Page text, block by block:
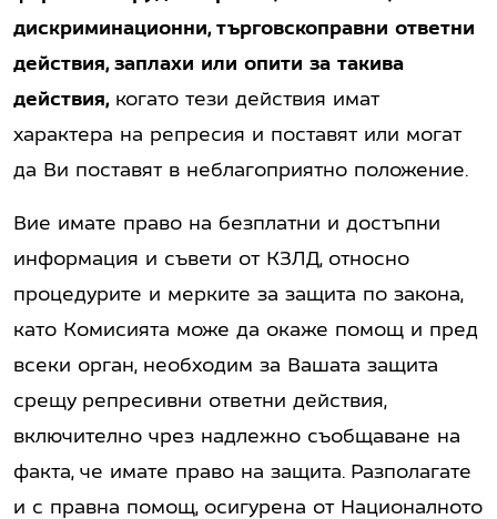
дискриминационни, търговскоправни ответни
действия, заплахи или опити за такива
действия, когато тези действия имат
характера на репресия и поставят или могат
да Ви поставят в неблагоприятно положение.
Вие имате право на безплатни и достъпни
информация и съвети от КЗЛД, относно
процедурите и мерките за защита по закона,
като Комисията може да окаже помощ и пред
всеки орган, необходим за Вашата защита
срещу репресивни ответни действия,
включително чрез надлежно съобщаване на
факта, че имате право на защита. Разполагате
и с правна помощ, осигурена от Националното